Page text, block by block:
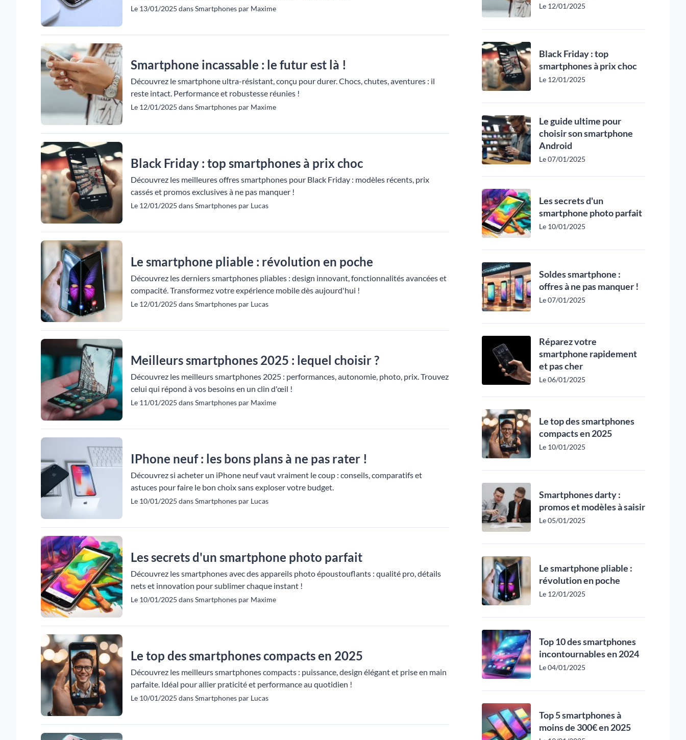
Le 13/01/2025 dans Smartphones par Maxime
Smartphone incassable : le futur est là !
Découvrez le smartphone ultra-résistant, conçu pour durer. Chocs, chutes, aventures : il
reste intact. Performance et robustesse réunies !
Le 12/01/2025 dans Smartphones par Maxime
Black Friday : top smartphones à prix choc
Découvrez les meilleures offres smartphones pour Black Friday : modèles récents, prix
cassés et promos exclusives à ne pas manquer !
Le 12/01/2025 dans Smartphones par Lucas
Le smartphone pliable : révolution en poche
Découvrez les derniers smartphones pliables : design innovant, fonctionnalités avancées et
compacité. Transformez votre expérience mobile dès aujourd'hui !
Le 12/01/2025 dans Smartphones par Lucas
Meilleurs smartphones 2025 : lequel choisir ?
Découvrez les meilleurs smartphones 2025 : performances, autonomie, photo, prix. Trouvez
celui qui répond à vos besoins en un clin d'œil !
Le 11/01/2025 dans Smartphones par Maxime
IPhone neuf : les bons plans à ne pas rater !
Découvrez si acheter un iPhone neuf vaut vraiment le coup : conseils, comparatifs et
astuces pour faire le bon choix sans exploser votre budget.
Le 10/01/2025 dans Smartphones par Lucas
Les secrets d'un smartphone photo parfait
Découvrez les smartphones avec des appareils photo époustouflants : qualité pro, détails
nets et innovation pour sublimer chaque instant !
Le 10/01/2025 dans Smartphones par Maxime
Le top des smartphones compacts en 2025
Découvrez les meilleurs smartphones compacts : puissance, design élégant et prise en main
parfaite. Idéal pour allier praticité et performance au quotidien !
Le 10/01/2025 dans Smartphones par Lucas
Le 12/01/2025
Black Friday : top
smartphones à prix choc
Le 12/01/2025
Le guide ultime pour
choisir son smartphone
Android
Le 07/01/2025
Les secrets d'un
smartphone photo parfait
Le 10/01/2025
Soldes smartphone :
offres à ne pas manquer !
Le 07/01/2025
Réparez votre
smartphone rapidement
et pas cher
Le 06/01/2025
Le top des smartphones
compacts en 2025
Le 10/01/2025
Smartphones darty :
promos et modèles à saisir
Le 05/01/2025
Le smartphone pliable :
révolution en poche
Le 12/01/2025
Top 10 des smartphones
incontournables en 2024
Le 04/01/2025
Top 5 smartphones à
moins de 300€ en 2025